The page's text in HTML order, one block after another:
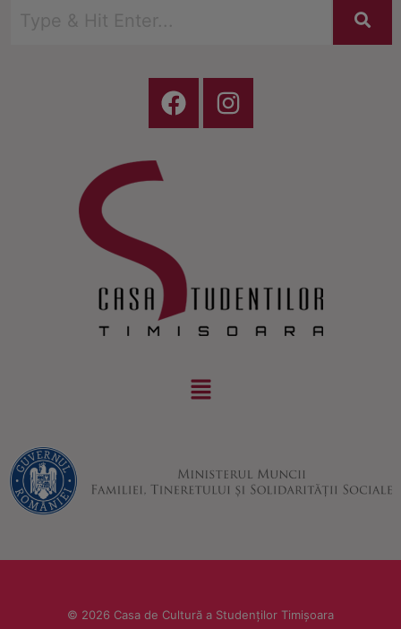
© 2026 Casa de Cultură a Studenților Timișoara